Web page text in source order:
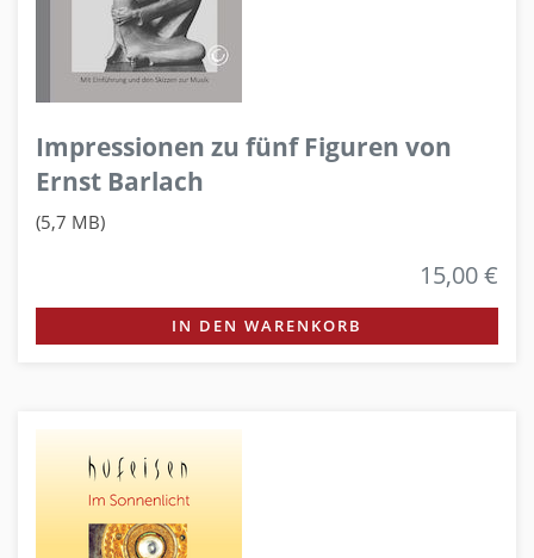
Impressionen zu fünf Figuren von
Ernst Barlach
(5,7 MB)
15,00 €
IN DEN WARENKORB